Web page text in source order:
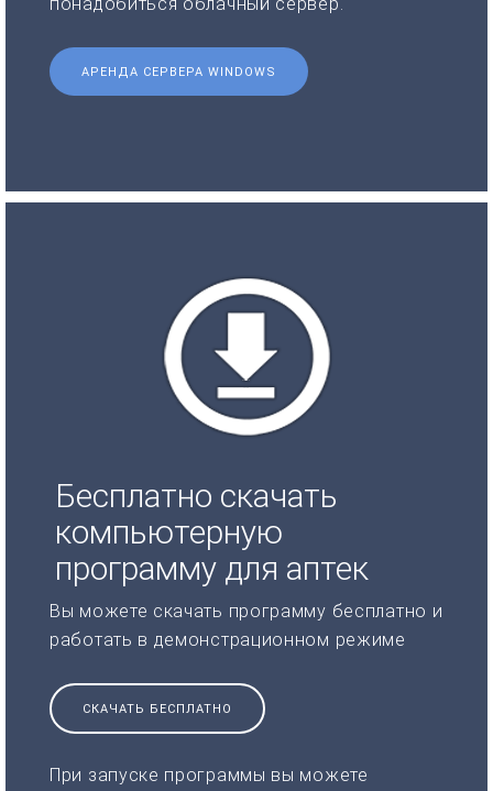
АРЕНДА СЕРВЕРА WINDOWS
Бесплатно скачать
компьютерную
программу для аптек
Вы можете скачать программу бесплатно и
работать в демонстрационном режиме
СКАЧАТЬ БЕСПЛАТНО
При запуске программы вы можете